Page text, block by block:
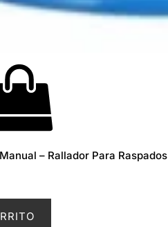
– Rallador Para Raspados